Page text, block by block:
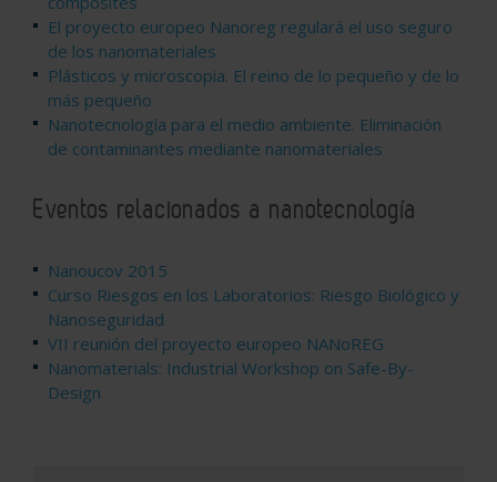
El proyecto europeo Nanoreg regulará el uso seguro
de los nanomateriales
Plásticos y microscopia. El reino de lo pequeño y de lo
más pequeño
Nanotecnología para el medio ambiente. Eliminación
de contaminantes mediante nanomateriales
Eventos relacionados a nanotecnología
Nanoucov 2015
Curso Riesgos en los Laboratorios: Riesgo Biológico y
Nanoseguridad
VII reunión del proyecto europeo NANoREG
Nanomaterials: Industrial Workshop on Safe-By-
Design